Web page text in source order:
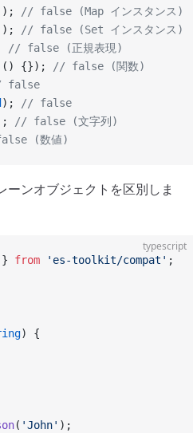
// false (Map インスタンス)
// false (Set インスタンス)
// false (正規表現)
() {});
// false (関数)
false
);
// false
// false (文字列)
(数値)
ーンオブジェクトを区別しま
typescript
} from 'es-toolkit/compat' ;
) {
( 'John' );